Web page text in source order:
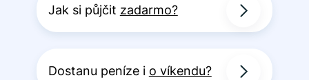
Jak si půjčit zadarmo?
Dostanu peníze i o víkendu?